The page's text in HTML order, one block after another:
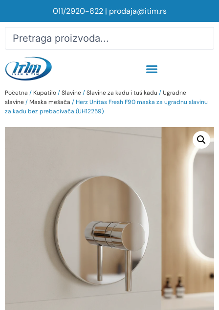
011/2920-822| prodaja@itim.rs
Početna / Kupatilo/Slavine/Slavine za kadu i tuš kadu /Ugradne
slavine/ Maska mešača / Herz Unitas Fresh F90 maska za ugradnu slavinu
za kadu bez prebacivača (UH12259)